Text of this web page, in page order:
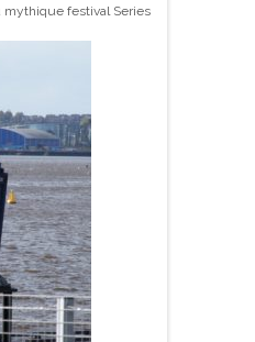
mythique festival Series